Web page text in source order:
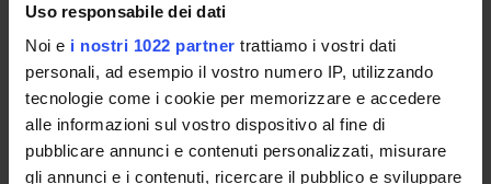
Uso responsabile dei dati
Noi e i nostri 1022 partner trattiamo i vostri dati
personali, ad esempio il vostro numero IP, utilizzando
tecnologie come i cookie per memorizzare e accedere
alle informazioni sul vostro dispositivo al fine di
pubblicare annunci e contenuti personalizzati, misurare
gli annunci e i contenuti, ricercare il pubblico e sviluppare
Manca, Vincenzo,Logical Representations of Grammatical
Systemsin Proceedings of the International Workshop
Grammar Systems 2000,Silesian University ,Proceedings
of "International Workshop Grammar Systems 2000", Bad
Ischl, Austria , 03 - 07 Jul 2000 ,2000,pp. 147-164
Consulta la scheda completa presente nel